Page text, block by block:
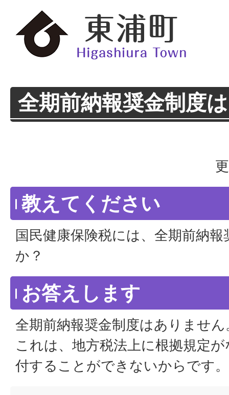
全期前納報奨金制度
教えてください
国民健康保険税には、全期前納
か？
お答えします
全期前納報奨金制度はありません
これは、地方税法上に根拠規定
付することができないからです。